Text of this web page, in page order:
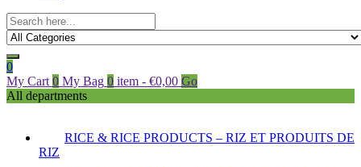
0
My Cart 0 My Bag 0 item - €0,00 Go
All departments
RICE & RICE PRODUCTS – RIZ ET PRODUITS DE
RIZ